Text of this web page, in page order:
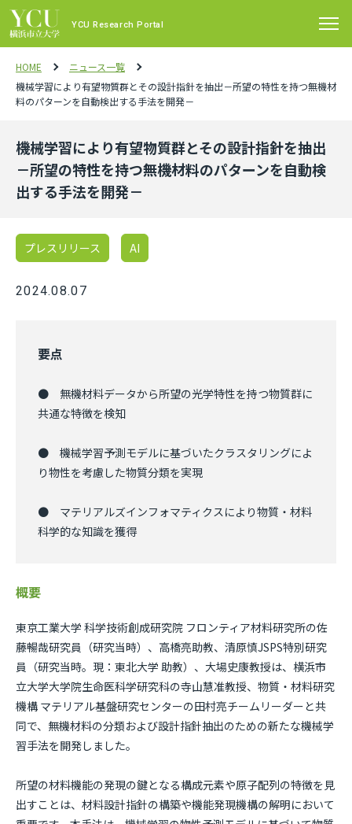
YCU Research Portal
HOME
ニュース一覧
機械学習により有望物質群とその設計指針を抽出－所望の特性を持つ無機材
料のパターンを自動検出する手法を開発－
機械学習により有望物質群とその設計指針を抽出
－所望の特性を持つ無機材料のパターンを自動検
出する手法を開発－
プレスリリース AI
2024.08.07
要点
● 無機材料データから所望の光学特性を持つ物質群に
共通な特徴を検知
● 機械学習予測モデルに基づいたクラスタリングによ
り物性を考慮した物質分類を実現
● マテリアルズインフォマティクスにより物質・材料
科学的な知識を獲得
概要
東京工業大学 科学技術創成研究院 フロンティア材料研究所の佐
藤暢哉研究員（研究当時）、高橋亮助教、清原慎JSPS特別研究
員（研究当時。現：東北大学 助教）、大場史康教授は、横浜市
立大学大学院生命医科学研究科の寺山慧准教授、物質・材料研究
機構 マテリアル基盤研究センターの田村亮チームリーダーと共
同で、無機材料の分類および設計指針抽出のための新たな機械学
習手法を開発しました。
所望の材料機能の発現の鍵となる構成元素や原子配列の特徴を見
出すことは、材料設計指針の構築や機能発現機構の解明において